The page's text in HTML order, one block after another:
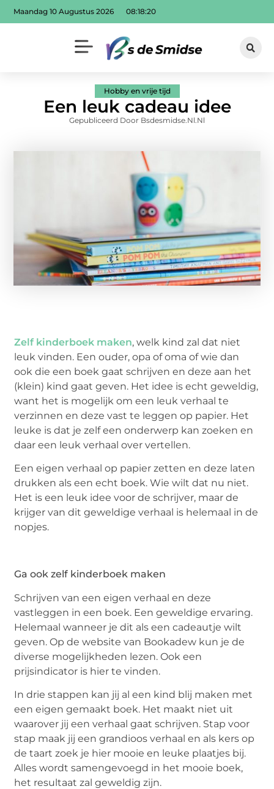
Maandag 10 Augustus 2026 08:18:21
Hobby en vrije tijd
Een leuk cadeau idee
Gepubliceerd Door Bsdesmidse.nl.nl
Zelf kinderboek maken, welk kind zal dat niet
leuk vinden. Een ouder, opa of oma of wie dan
ook die een boek gaat schrijven en deze aan het
(klein) kind gaat geven. Het idee is echt geweldig,
want het is mogelijk om een leuk verhaal te
verzinnen en deze vast te leggen op papier. Het
leuke is dat je zelf een onderwerp kan zoeken en
daar een leuk verhaal over vertellen.
Een eigen verhaal op papier zetten en deze laten
drukken als een echt boek. Wie wilt dat nu niet.
Het is een leuk idee voor de schrijver, maar de
krijger van dit geweldige verhaal is helemaal in de
nopjes.
Ga ook zelf kinderboek maken
Schrijven van een eigen verhaal en deze
vastleggen in een boek. Een geweldige ervaring.
Helemaal wanneer je dit als een cadeautje wilt
geven. Op de website van Bookadew kun je de
diverse mogelijkheden lezen. Ook een
prijsindicator is hier te vinden.
In drie stappen kan jij al een kind blij maken met
een eigen gemaakt boek. Het maakt niet uit
waarover jij een verhaal gaat schrijven. Stap voor
stap maak jij een grandioos verhaal en als kers op
de taart zoek je hier mooie en leuke plaatjes bij.
Alles wordt samengevoegd in het mooie boek,
het resultaat zal geweldig zijn.